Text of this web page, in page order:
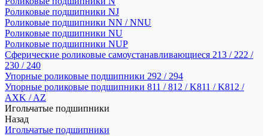
Роликовые подшипники NJ
Роликовые подшипники NN / NNU
Роликовые подшипники NU
Роликовые подшипники NUP
Сферические роликовые самоустанавливающиеся 213 / 222 /
230 / 240
Упорные роликовые подшипники 292 / 294
Упорные роликовые подшипники 811 / 812 / K811 / K812 /
AXK / AZ
Игольчатые подшипники
Назад
Игольчатые подшипники